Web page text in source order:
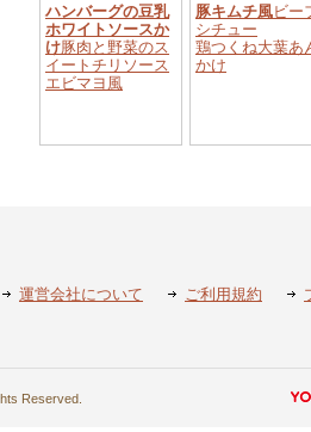
ハンバーグの豆乳
ホワイトソースか
け豚肉と野菜のス
イートチリソース
エビマヨ風
豚キムチ風ビー
シチュー
鶏つくね大葉あ
かけ
運営会社について ご利用規約
Reserved.